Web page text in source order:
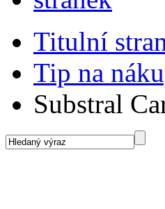
Titulní
Tip na
Substral